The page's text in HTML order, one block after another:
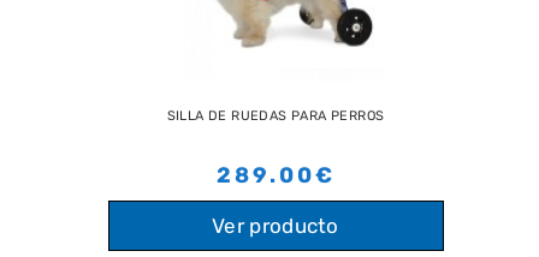
SILLA DE RUEDAS PARA PERROS
289.00€
Ver producto